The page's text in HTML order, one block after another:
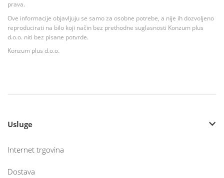
prava.
Ove informacije objavljuju se samo za osobne potrebe, a nije ih dozvoljeno
reproducirati na bilo koji način bez prethodne suglasnosti Konzum plus
d.o.o. niti bez pisane potvrde.
Konzum plus d.o.o.
Usluge
Internet trgovina
Dostava